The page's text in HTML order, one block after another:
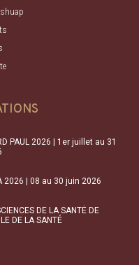
PAUL 2026 | 1er juillet au 31
2026 | 08 au 30 juin 2026
DE LA SANTÉ DE
DE LA SANTÉ